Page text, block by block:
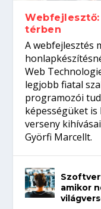
térben
A webfejlesztés
Web
legjobb fiatal
programozói
képességüket
verseny
Györfi Marcellt.
amikor